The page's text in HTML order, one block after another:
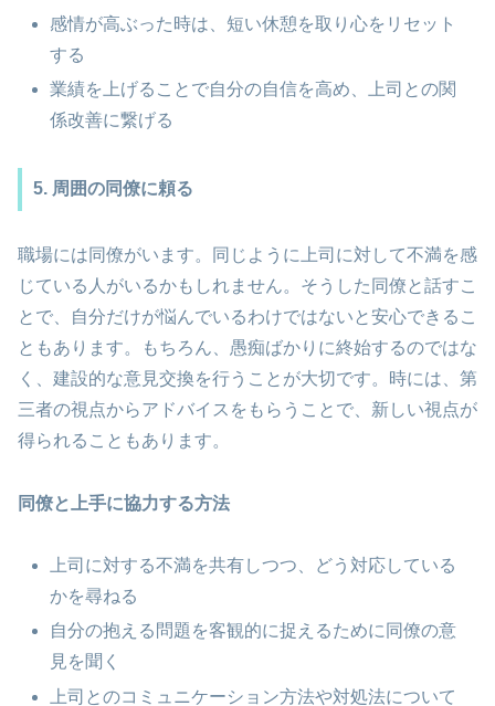
感情が高ぶった時は、短い休憩を取り心をリセット
する
業績を上げることで自分の自信を高め、上司との関
係改善に繋げる
5. 周囲の同僚に頼る
職場には同僚がいます。同じように上司に対して不満を感
じている人がいるかもしれません。そうした同僚と話すこ
とで、自分だけが悩んでいるわけではないと安心できるこ
ともあります。もちろん、愚痴ばかりに終始するのではな
く、建設的な意見交換を行うことが大切です。時には、第
三者の視点からアドバイスをもらうことで、新しい視点が
得られることもあります。
同僚と上手に協力する方法
上司に対する不満を共有しつつ、どう対応している
かを尋ねる
自分の抱える問題を客観的に捉えるために同僚の意
見を聞く
上司とのコミュニケーション方法や対処法について